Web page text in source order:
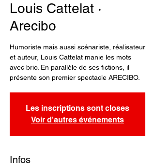
Louis Cattelat ·
Arecibo
Humoriste mais aussi scénariste, réalisateur
et auteur, Louis Cattelat manie les mots
avec brio. En parallèle de ses fictions, il
présente son premier spectacle ARECIBO.
Les inscriptions sont closes
Voir d'autres événements
Infos